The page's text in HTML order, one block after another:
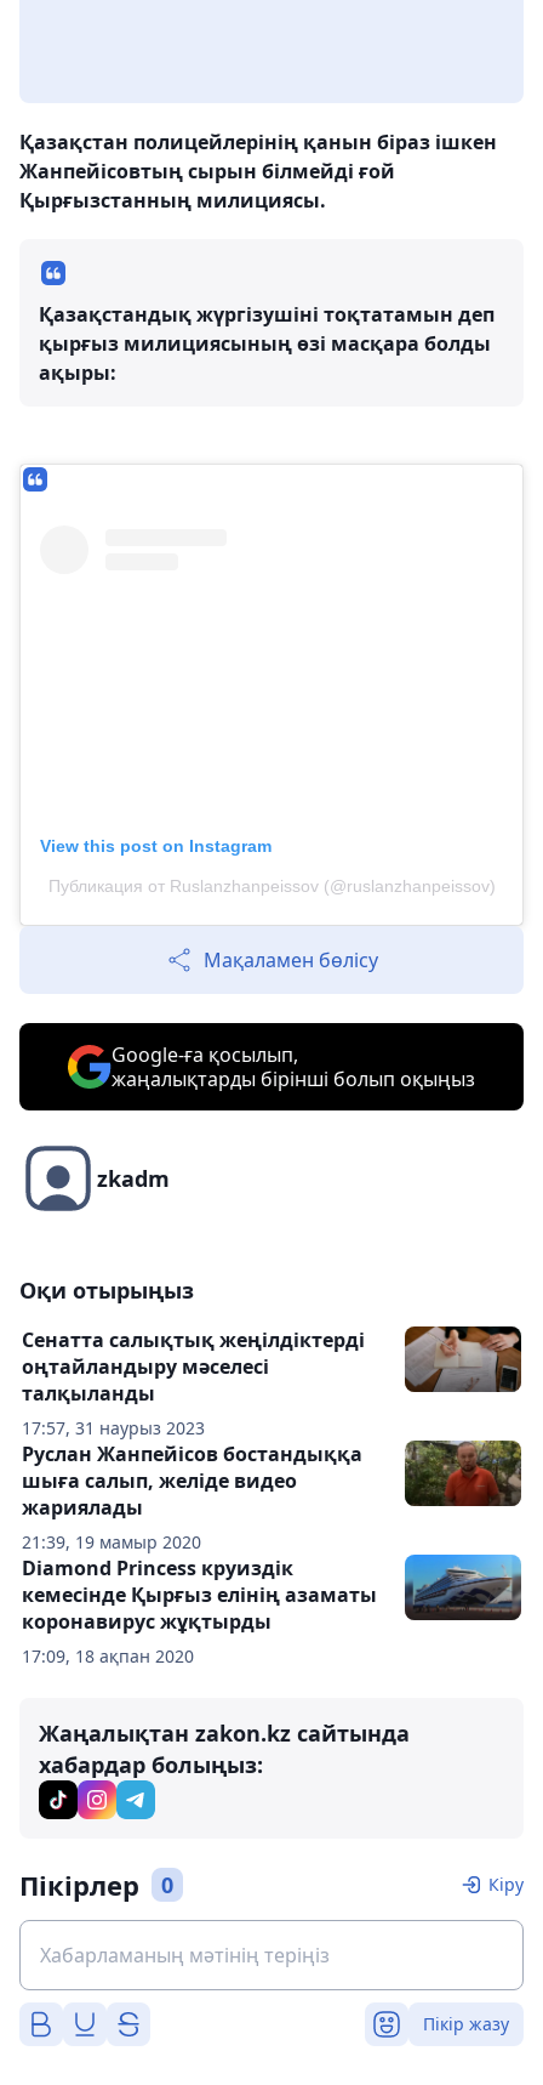
Қазақстан полицейлерінің қанын біраз ішкен
Жанпейісовтың сырын білмейді ғой
Қырғызстанның милициясы.
Қазақстандық жүргізушіні тоқтатамын деп
қырғыз милициясының өзі масқара болды
ақыры:
View this post on Instagram
Публикация от Ruslanzhanpeissov (@ruslanzhanpeissov)
Мақаламен бөлісу
Google-ға қосылып,
жаңалықтарды бірінші болып оқыңыз
zkadm
Оқи отырыңыз
17:57, 31 наурыз 2023
Сенатта салықтық жеңілдіктерді
оңтайландыру мәселесі
талқыланды
21:39, 19 мамыр 2020
Руслан Жанпейісов бостандыққа
шыға салып, желіде видео
жариялады
17:09, 18 ақпан 2020
Diamond Princess круиздік
кемесінде Қырғыз елінің азаматы
коронавирус жұқтырды
Жаңалықтан zakon.kz сайтында
хабардар болыңыз:
Пікірлер 0 Кіру
Пікір жазу